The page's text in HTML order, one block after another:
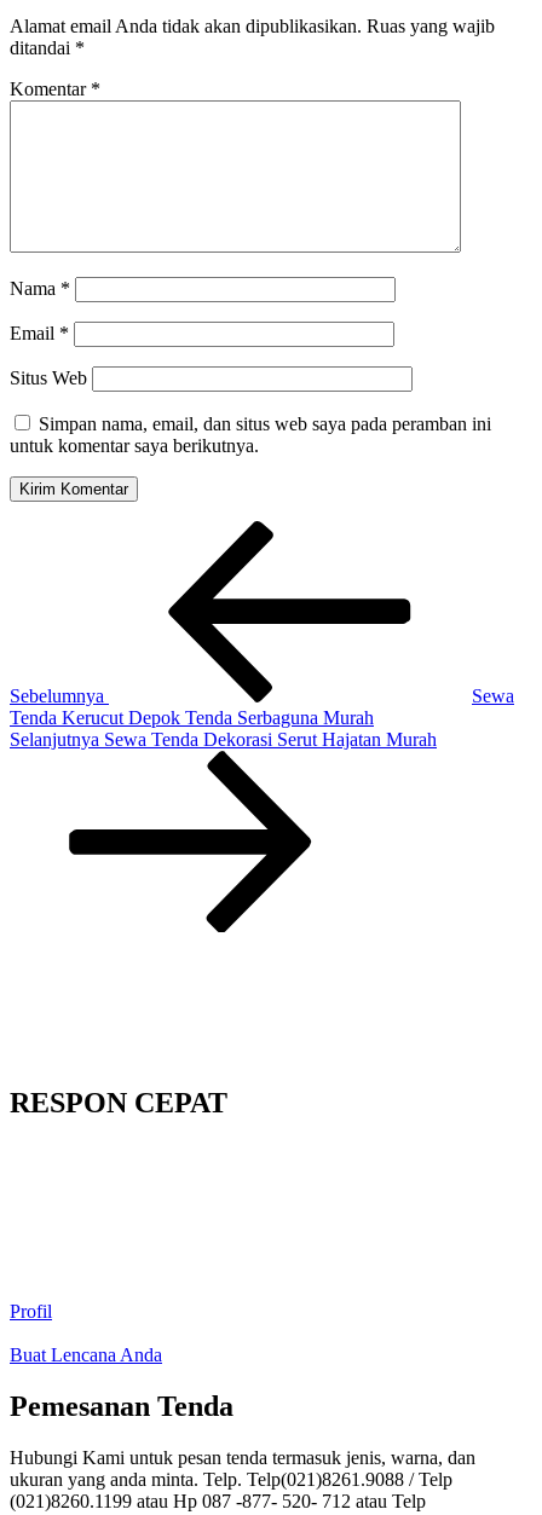
Alamat email Anda tidak akan dipublikasikan. Ruas yang wajib
ditandai *
Komentar *
Nama *
Email *
Situs Web
Simpan nama, email, dan situs web saya pada peramban ini
untuk komentar saya berikutnya.
Sebelumnya
Sewa
Tenda Kerucut Depok Tenda Serbaguna Murah
Pos
Selanjutnya Sewa Tenda Dekorasi Serut Hajatan Murah
RESPON CEPAT
Profil
Buat Lencana Anda
Pemesanan Tenda
Hubungi Kami untuk pesan tenda termasuk jenis, warna, dan
ukuran yang anda minta. Telp. Telp(021)8261.9088 / Telp
(021)8260.1199 atau Hp 087 -877- 520- 712 atau Telp